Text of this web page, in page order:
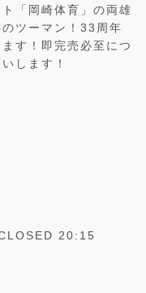
「岡崎体育」の両雄
ツーマン！33周年
す！即完売必至につ
します！
20:15